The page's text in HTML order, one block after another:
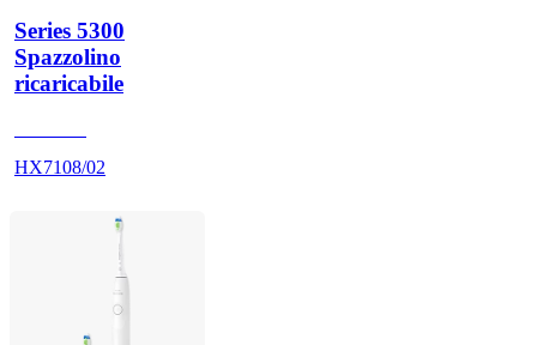
Series 5300
Spazzolino
ricaricabile
HX7108/02